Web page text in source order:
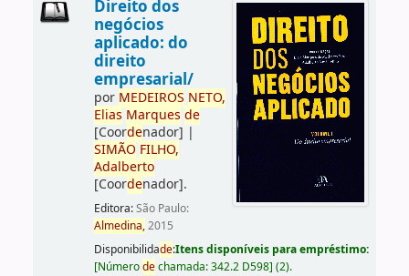
Direito dos
negócios
aplicado: do
direito
empresarial/
por MEDEIROS NETO,
Elias Marques de
[Coordenador] |
SIMÃO FILHO,
Adalberto
[Coordenador].
Editora:São Paulo:
Almedina,2015
Disponibilidade:Itens disponíveis para empréstimo:
[Númerodechamada:342.2 D598] (2).